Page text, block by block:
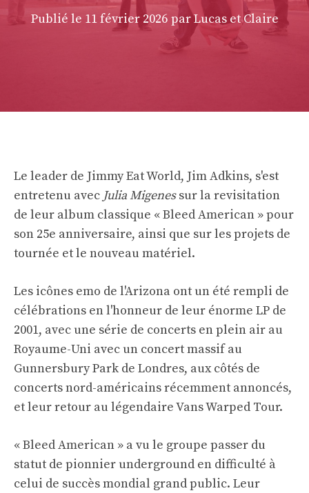
Publié le 11 février 2026 par Lucas et Claire
Le leader de Jimmy Eat World, Jim Adkins, s'est
entretenu avec Julia Migenessur la revisitation
de leur album classique « Bleed American » pour
son 25e anniversaire, ainsi que sur les projets de
tournée et le nouveau matériel.
Les icônes emo de l'Arizona ont un été rempli de
célébrations en l'honneur de leur énorme LP de
2001, avec une série de concerts en plein air au
Royaume-Uni avec un concert massif au
Gunnersbury Park de Londres, aux côtés de
concerts nord-américains récemment annoncés,
et leur retour au légendaire Vans Warped Tour.
« Bleed American » a vu le groupe passer du
statut de pionnier underground en difficulté à
celui de succès mondial grand public. Leur